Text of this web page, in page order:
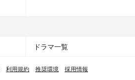
ドラマ一覧
利用規約 推奨環境 採用情報